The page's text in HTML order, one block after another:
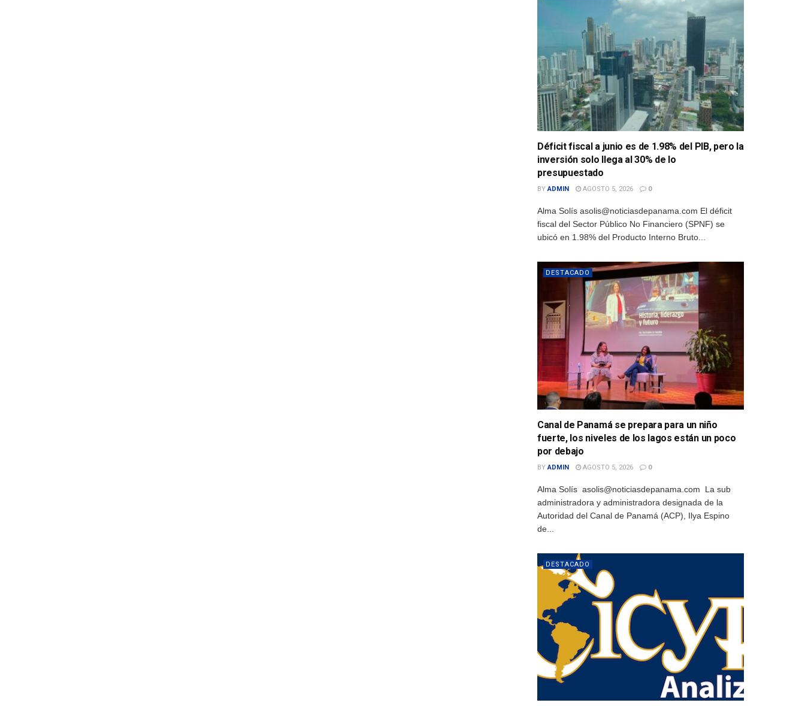
Déficit fiscal a junio es de 1.98% del PIB, pero la
inversión solo llega al 30% de lo
presupuestado
BY ADMIN AGOSTO 5, 2026 0
Alma Solís asolis@noticiasdepanama.com El déficit
fiscal del Sector Público No Financiero (SPNF) se
ubicó en 1.98% del Producto Interno Bruto...
DESTACADO
Canal de Panamá se prepara para un niño
fuerte, los niveles de los lagos están un poco
por debajo
BY ADMIN AGOSTO 5, 2026 0
Alma Solís asolis@noticiasdepanama.com La sub
administradora y administradora designada de la
Autoridad del Canal de Panamá (ACP), Ilya Espino
de...
DESTACADO